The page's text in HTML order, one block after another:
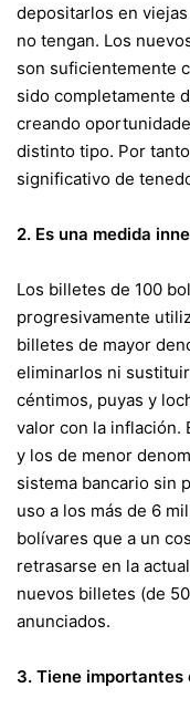
depositarlos en
no tengan. Los
son suficientemente
sido completamente
creando
distinto tipo. Por
significativo de
2. Es una medida
Los billetes de 100
progresivamente
billetes de mayor
eliminarlos ni
céntimos, puyas y
valor con la inflación.
y los de menor
sistema bancario sin
uso a los más de 6
bolívares que a un
retrasarse en la
nuevos billetes (de
anunciados.
3. Tiene